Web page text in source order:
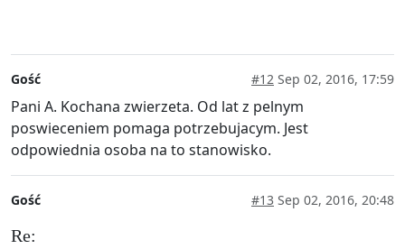
Gość #12 Sep 02, 2016, 17:59
Pani A. Kochana zwierzeta. Od lat z pelnym
poswieceniem pomaga potrzebujacym. Jest
odpowiednia osoba na to stanowisko.
Gość #13 Sep 02, 2016, 20:48
Re: